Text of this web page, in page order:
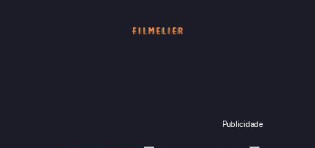
Publicidade